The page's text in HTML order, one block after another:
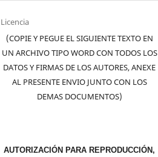
Licencia
(COPIE Y PEGUE EL SIGUIENTE TEXTO EN
UN ARCHIVO TIPO WORD CON TODOS LOS
DATOS Y FIRMAS DE LOS AUTORES, ANEXE
AL PRESENTE ENVIO JUNTO CON LOS
DEMAS DOCUMENTOS)
AUTORIZACIÓN PARA REPRODUCCIÓN,